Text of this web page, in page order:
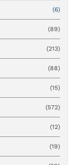
(6)
(89)
(213)
(88)
(15)
(572)
(12)
(19)